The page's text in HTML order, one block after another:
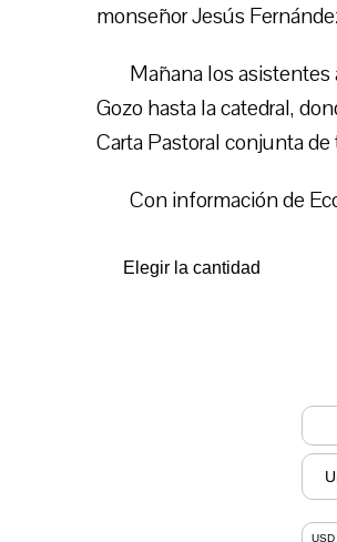
monseñor Jesús
Mañana los
Gozo hasta la catedral,
Carta Pastoral conjunta
Con información de